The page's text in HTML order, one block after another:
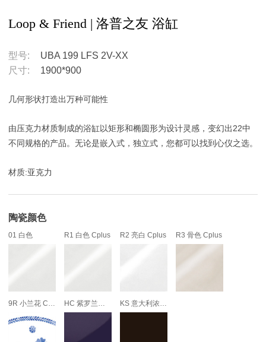
Loop & Friend | 洛普之友 浴缸
型号:
UBA 199 LFS 2V-XX
尺寸:
1900*900
几何形状打造出万种可能性
由压克力材质制成的浴缸以矩形和椭圆形为设计灵感，变幻出22中
不同规格的产品。无论是嵌入式，独立式，您都可以找到心仪之选。
材质:亚克力
陶瓷颜色
01 白色 R1 白色 Cplus R2 亮白 Cplus R3 骨色 Cplus
9R 小兰花 Cplus HC 紫罗兰色 Cplus KS 意大利浓咖啡色 Cplus